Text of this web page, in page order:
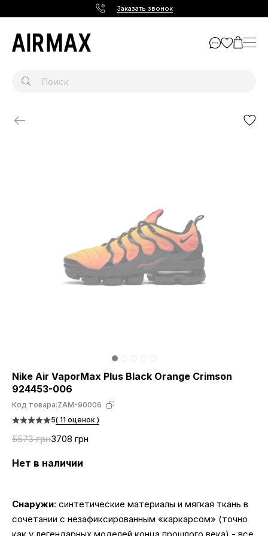
Заказать звонок
Nike Air VaporMax Plus Black Orange Crimson
924453-006
Код товара:ZAM-90006
5( 11 оценок )
5573 грн3708 грн
Нет в наличии
Снаружи: синтетические материалы и мягкая ткань в
сочетании с незафиксированным «каркарсом» (точно